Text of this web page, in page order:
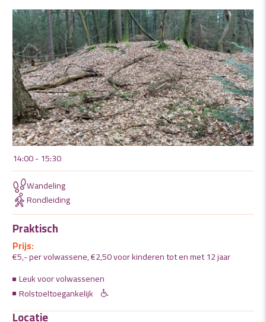
14:00 - 15:30
Wandeling
Rondleiding
Praktisch
Prijs:
€5,- per volwassene, €2,50 voor kinderen tot en met 12 jaar
Leuk voor volwassenen
Rolstoeltoegankelijk
Locatie